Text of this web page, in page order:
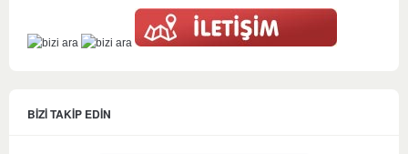
BİZİ TAKİP EDİN